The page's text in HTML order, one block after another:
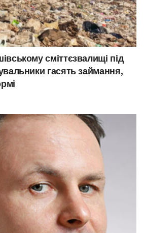
сміттєзвалищі під
гасять займання,